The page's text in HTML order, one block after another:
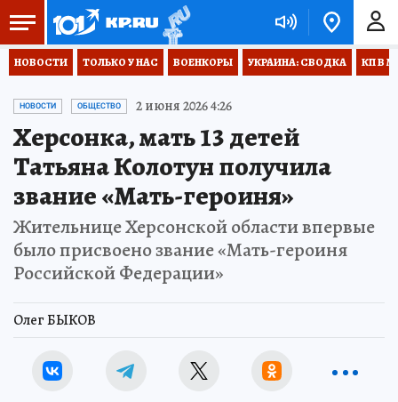
НОВОСТИ ТОЛЬКО У НАС ВОЕНКОРЫ УКРАИНА: СВОДКА КП В
НОВОСТИ ОБЩЕСТВО 2 июня 2026 4:26
Херсонка, мать 13 детей
Татьяна Колотун получила
звание «Мать-героиня»
Жительнице Херсонской области впервые
было присвоено звание «Мать-героиня
Российской Федерации»
Олег БЫКОВ